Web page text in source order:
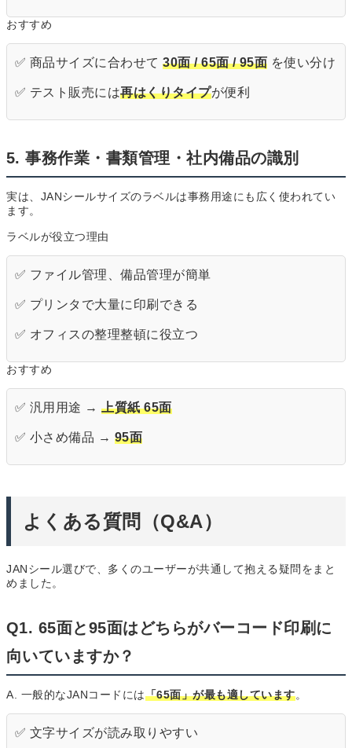
おすすめ
✅ 商品サイズに合わせて30面 / 65面 / 95面 を使い分け
✅ テスト販売には再はくりタイプが便利
5. 事務作業・書類管理・社内備品の識別
実は、JANシールサイズのラベルは事務用途にも広く使われてい
ます。
ラベルが役立つ理由
✅ ファイル管理、備品管理が簡単
✅ プリンタで大量に印刷できる
✅ オフィスの整理整頓に役立つ
おすすめ
✅ 汎用用途 →上質紙 65面
✅ 小さめ備品 → 95面
よくある質問（Q&A）
JANシール選びで、多くのユーザーが共通して抱える疑問をまと
めました。
Q1. 65面と95面はどちらがバーコード印刷に
向いていますか？
A. 一般的なJANコードには「65面」が最も適しています。
✅ 文字サイズが読み取りやすい